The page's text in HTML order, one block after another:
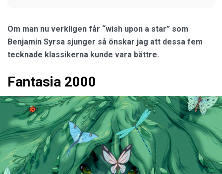
Om man nu verkligen får “wish upon a star” som
Benjamin Syrsa sjunger så önskar jag att dessa fem
tecknade klassikerna kunde vara bättre.
Fantasia 2000